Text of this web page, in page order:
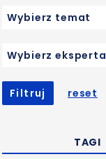
Wybierz temat
Wybierz eksperta
Filtruj reset
TAGI